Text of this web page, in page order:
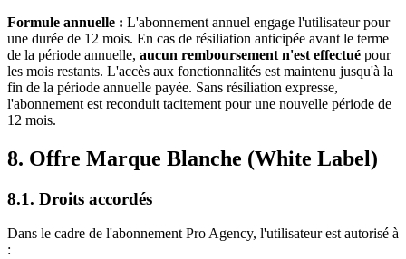
Formule annuelle : L'abonnement annuel engage l'utilisateur pour
une durée de 12 mois. En cas de résiliation anticipée avant le terme
de la période annuelle, aucun remboursement n'est effectué pour
les mois restants. L'accès aux fonctionnalités est maintenu jusqu'à la
fin de la période annuelle payée. Sans résiliation expresse,
l'abonnement est reconduit tacitement pour une nouvelle période de
12 mois.
8. Offre Marque Blanche (White Label)
8.1. Droits accordés
Dans le cadre de l'abonnement Pro Agency, l'utilisateur est autorisé à
: